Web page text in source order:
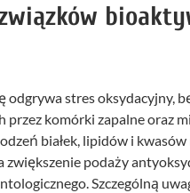
stres oksydacyjny,
komórki zapalne oraz
białek, lipidów i
podaży
Szczególną